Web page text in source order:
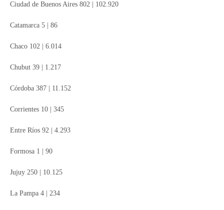
Ciudad de Buenos Aires 802 | 102.920
Catamarca 5 | 86
Chaco 102 | 6.014
Chubut 39 | 1.217
Córdoba 387 | 11.152
Corrientes 10 | 345
Entre Ríos 92 | 4.293
Formosa 1 | 90
Jujuy 250 | 10.125
La Pampa 4 | 234